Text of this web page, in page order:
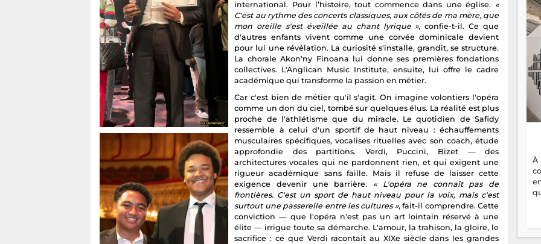
international. Pour l’histoire, tout commence dans une église. «
C'est au rythme des concerts classiques, aux côtés de ma mère, que
mon oreille s'est éveillée au chant lyrique », confie-t-il. Ce que
d'autres enfants vivent comme une corvée dominicale devient
pour lui une révélation. La curiosité s'installe, grandit, se structure.
La chorale Akon'ny Finoana lui donne ses premières fondations
collectives. L'Anglican Music Institute, ensuite, lui offre le cadre
académique qui transforme la passion en métier.
Car c'est bien de métier qu'il s'agit. On imagine volontiers l'opéra
comme un don du ciel, tombé sur quelques élus. La réalité est plus
proche de l'athlétisme que du miracle. Le quotidien de Safidy
ressemble à celui d'un sportif de haut niveau : échauffements
musculaires spécifiques, vocalises rituelles avec son coach, étude
approfondie des partitions. Verdi, Puccini, Bizet — des
architectures vocales qui ne pardonnent rien, et qui exigent une
rigueur académique sans faille. Mais il refuse de laisser cette
exigence devenir une barrière. « L'opéra ne connaît pas de
frontières. C'est un sport de haut niveau pour la voix, mais c'est
surtout une passerelle entre les cultures », fait-il comprendre. Cette
conviction — que l'opéra n'est pas un art lointain réservé à une
élite — irrigue toute sa démarche. L'amour, la trahison, la gloire, le
sacrifice : ce que Verdi racontait au XIXe siècle dans les grandes